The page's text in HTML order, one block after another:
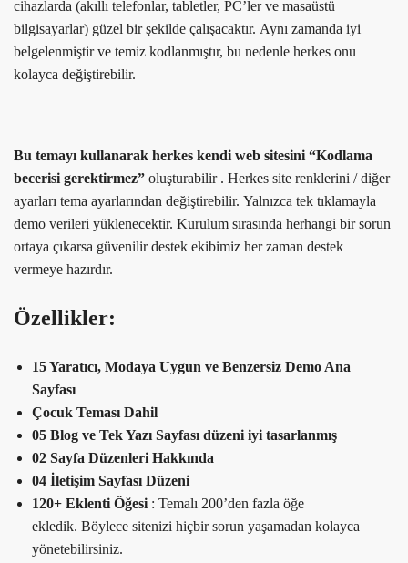
cihazlarda (akıllı telefonlar, tabletler, PC’ler ve masaüstü
bilgisayarlar) güzel bir şekilde çalışacaktır. Aynı zamanda iyi
belgelenmiştir ve temiz kodlanmıştır, bu nedenle herkes onu
kolayca değiştirebilir.
Bu temayı kullanarak herkes kendi web sitesini “Kodlama
becerisi gerektirmez” oluşturabilir . Herkes site renklerini / diğer
ayarları tema ayarlarından değiştirebilir. Yalnızca tek tıklamayla
demo verileri yüklenecektir. Kurulum sırasında herhangi bir sorun
ortaya çıkarsa güvenilir destek ekibimiz her zaman destek
vermeye hazırdır.
Özellikler:
15 Yaratıcı, Modaya Uygun ve Benzersiz Demo Ana
Sayfası
Çocuk Teması Dahil
05 Blog ve Tek Yazı Sayfası düzeni iyi tasarlanmış
02 Sayfa Düzenleri Hakkında
04 İletişim Sayfası Düzeni
120+ Eklenti Öğesi : Temalı 200’den fazla öğe
ekledik. Böylece sitenizi hiçbir sorun yaşamadan kolayca
yönetebilirsiniz.